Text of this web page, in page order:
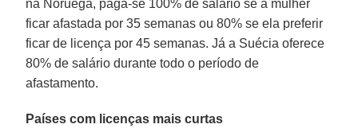
na Noruega, paga-se 100% de salário se a mulher
ficar afastada por 35 semanas ou 80% se ela preferir
ficar de licença por 45 semanas. Já a Suécia oferece
80% de salário durante todo o período de
afastamento.
Países com licenças mais curtas